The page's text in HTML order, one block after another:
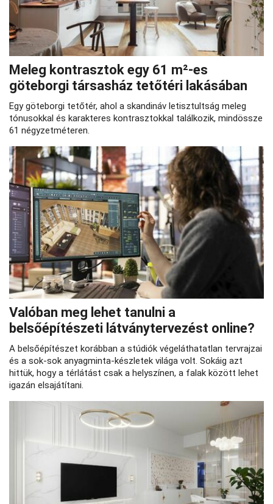
Meleg kontrasztok egy 61 m²-es
göteborgi társasház tetőtéri lakásában
Egy göteborgi tetőtér, ahol a skandináv letisztultság meleg
tónusokkal és karakteres kontrasztokkal találkozik, mindössze
61 négyzetméteren.
Valóban meg lehet tanulni a
belsőépítészeti látványtervezést online?
A belsőépítészet korábban a stúdiók végeláthatatlan tervrajzai
és a sok-sok anyagminta-készletek világa volt. Sokáig azt
hittük, hogy a térlátást csak a helyszínen, a falak között lehet
igazán elsajátítani.